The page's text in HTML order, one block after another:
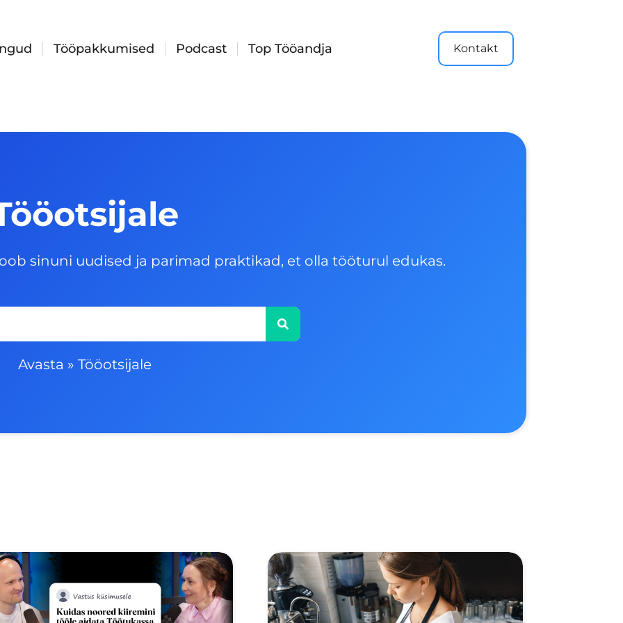
Tööpakkumised Podcast Top Tööandja Kontakt
sinuni uudised ja parimad praktikad, et olla tööturul edukas.
Avasta » Tööotsijale